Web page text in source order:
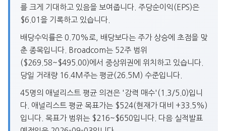
를 크게 기대하고 있음을 보여줍니다. 주당순이익(EPS)은
$6.01을 기록하고 있습니다.
배당수익률은 0.70%로, 배당보다는 주가 상승에 초점을 맞
춘 종목입니다. Broadcom는 52주 범위
($269.58~$495.00)에서 중상위권에 위치하고 있습니다.
당일 거래량 16.4M주는 평균(26.5M) 수준입니다.
45명의 애널리스트 평균 의견은 '강력 매수'(1.3/5.0)입니
다. 애널리스트 평균 목표가는 $524(현재가 대비 +33.5%)
입니다. 목표가 범위는 $216~$650입니다. 다음 실적발표